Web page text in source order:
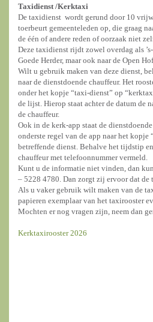
Taxidienst /Kerktaxi
De taxidienst wordt gerund door 10
toerbeurt gemeenteleden op, die graag
de één of andere reden of oorzaak niet
Deze taxidienst rijdt zowel overdag als
Goede Herder, maar ook naar de Open
Wilt u gebruik maken van deze dienst,
naar de dienstdoende chauffeur. Het
onder het kopje “taxi-dienst” op
de lijst. Hierop staat achter de datum de
de chauffeur.
Ook in de kerk-app staat de
onderste regel van de app naar het kopje
betreffende dienst. Behalve het tijdstip
chauffeur met telefoonnummer vermeld.
Kunt u de informatie niet vinden, dan
– 5228 4780. Dan zorgt zij ervoor dat
Als u vaker gebruik wilt maken van de
papieren exemplaar van het taxirooster
Mochten er nog vragen zijn, neem dan
Kerktaxirooster 2026